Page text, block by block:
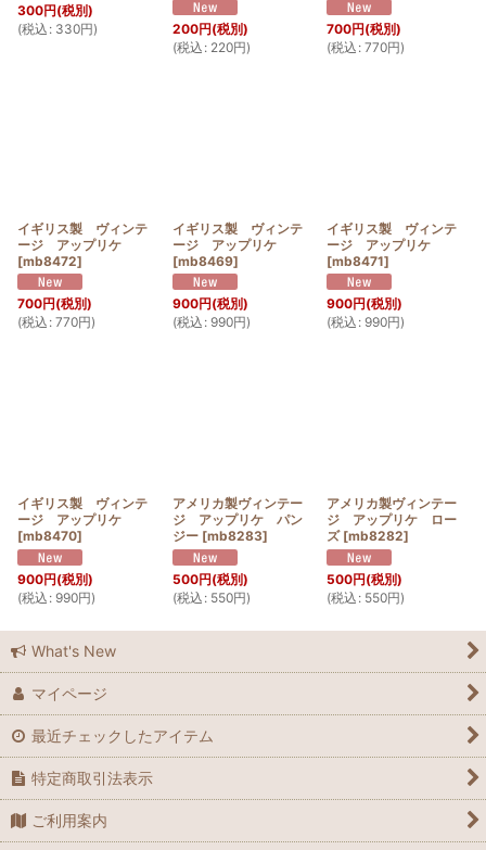
300円(税別)
(税込 : 330円) 200円(税別)
(税込 : 220円)
700円(税別)
(税込 : 770円)
イギリス製 ヴィンテ
ージ アップリケ
[mb8472]
700円(税別)
(税込 : 770円)
イギリス製 ヴィンテ
ージ アップリケ
[mb8469]
900円(税別)
(税込 : 990円)
イギリス製 ヴィンテ
ージ アップリケ
[mb8471]
900円(税別)
(税込 : 990円)
イギリス製 ヴィンテ
ージ アップリケ
[mb8470]
900円(税別)
(税込 : 990円)
アメリカ製ヴィンテー
ジ アップリケ パン
ジー [mb8283]
500円(税別)
(税込 : 550円)
アメリカ製ヴィンテー
ジ アップリケ ロー
ズ [mb8282]
500円(税別)
(税込 : 550円)
What's New
マイページ
最近チェックしたアイテム
特定商取引法表示
ご利用案内